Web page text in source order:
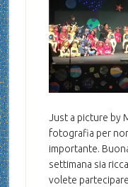
Just a picture by
fotografia per
importante.
settimana sia
volete